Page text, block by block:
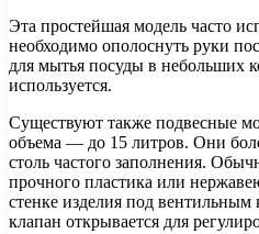
Эта простейшая модель часто
необходимо ополоснуть руки
для мытья посуды в небольших
используется.
Существуют также подвесные
объема — до 15 литров. Они
столь частого заполнения.
прочного пластика или
стенке изделия под
клапан открывается для